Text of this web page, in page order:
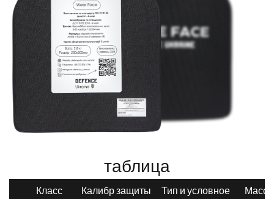
таблица
Класс
Калибр защиты
Тип и условное
Масса